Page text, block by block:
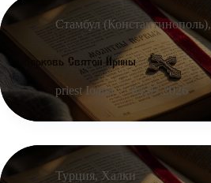
Стамбул (Константинополь),
Церковь Святой Ирины
priest Ioann 04.07.2026
Турция, Халки